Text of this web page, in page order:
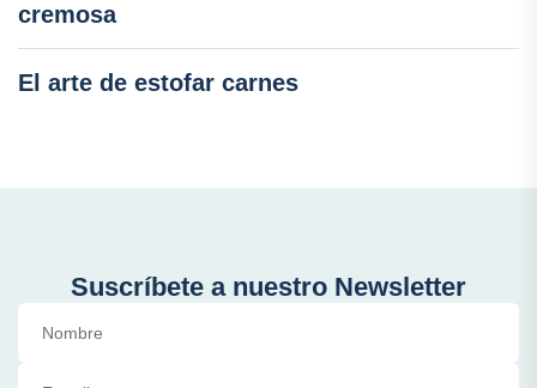
cremosa
El arte de estofar carnes
Suscríbete a nuestro Newsletter